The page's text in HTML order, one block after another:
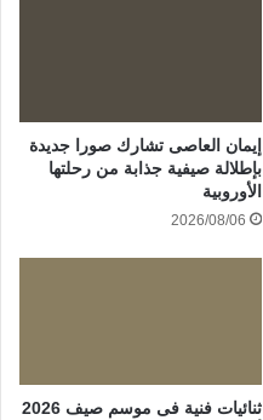
إيمان العاصى تشارك صورا جديدة
بإطلالة صيفية جذابة من رحلتها
الأوروبية
2026/08/06
ثنائيات فنية فى موسم صيف 2026